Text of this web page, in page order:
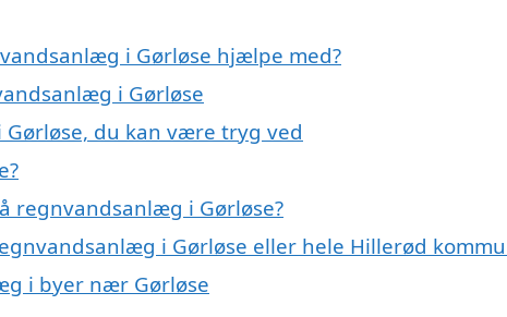
i Gørløse hjælpe med?
i Gørløse
du kan være tryg ved
regnvandsanlæg i Gørløse?
i Gørløse eller hele Hillerød
i byer nær Gørløse